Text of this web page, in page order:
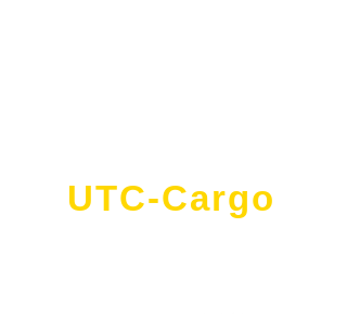
UTC-Cargo